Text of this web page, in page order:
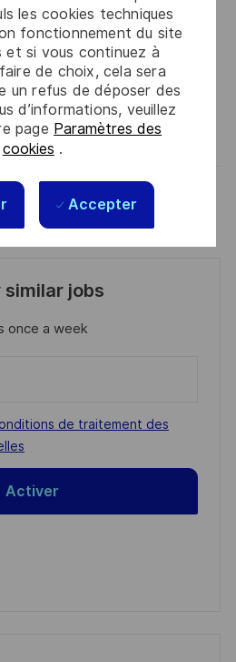
les cookies techniques
fonctionnement du site
et si vous continuez à
de choix, cela sera
un refus de déposer des
d’informations, veuillez
page Paramètres des
cookies .
AccepterSauvegarder
jobs
once a week
de traitement des
Activer